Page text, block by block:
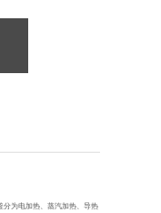
分为电加热、蒸汽加热、导热